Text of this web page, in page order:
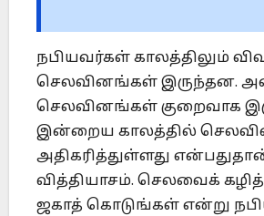
நபியவர்கள் காலத்திலும்
செலவினங்கள் இருந்தன.
செலவினங்கள் குறைவாக
இன்றைய காலத்தில்
அதிகரித்துள்ளது
வித்தியாசம். செலவைக்
ஜகாத் கொடுங்கள் என்று